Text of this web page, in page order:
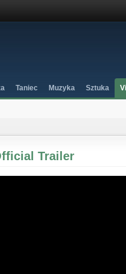
Taniec Muzyka Sztuka
Trailer